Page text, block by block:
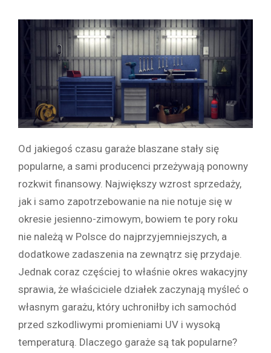
Od jakiegoś czasu garaże blaszane stały się
popularne, a sami producenci przeżywają ponowny
rozkwit finansowy. Największy wzrost sprzedaży,
jak i samo zapotrzebowanie na nie notuje się w
okresie jesienno-zimowym, bowiem te pory roku
nie należą w Polsce do najprzyjemniejszych, a
dodatkowe zadaszenia na zewnątrz się przydaje.
Jednak coraz częściej to właśnie okres wakacyjny
sprawia, że właściciele działek zaczynają myśleć o
własnym garażu, który uchroniłby ich samochód
przed szkodliwymi promieniami UV i wysoką
temperaturą. Dlaczego garaże są tak popularne?